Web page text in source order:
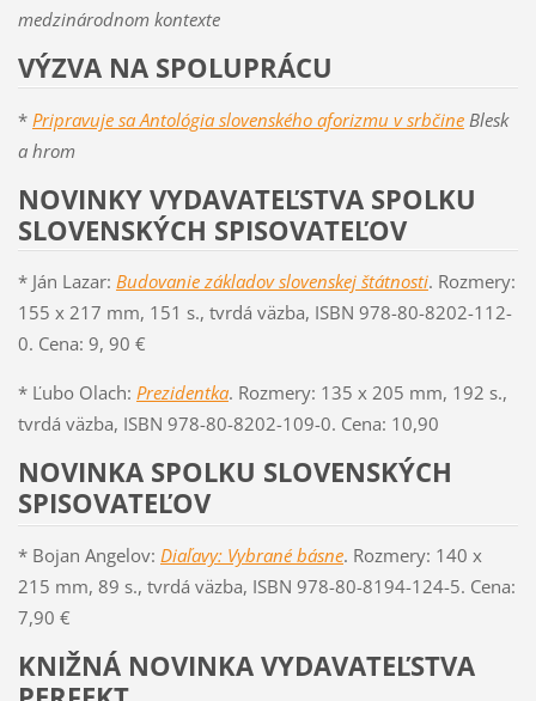
medzinárodnom kontexte
VÝZVA NA SPOLUPRÁCU
* Pripravuje sa Antológia slovenského aforizmu v srbčineBlesk
a hrom
NOVINKY VYDAVATEĽSTVA SPOLKU
SLOVENSKÝCH SPISOVATEĽOV
* Ján Lazar: Budovanie základov slovenskej štátnosti. Rozmery:
155 x 217 mm, 151 s., tvrdá väzba, ISBN 978-80-8202-112-
0. Cena: 9, 90 €
* Ľubo Olach: Prezidentka. Rozmery: 135 x 205 mm, 192 s.,
tvrdá väzba, ISBN 978-80-8202-109-0. Cena: 10,90
NOVINKA SPOLKU SLOVENSKÝCH
SPISOVATEĽOV
* Bojan Angelov: Diaľavy: Vybrané básne. Rozmery: 140 x
215 mm, 89 s., tvrdá väzba, ISBN 978-80-8194-124-5. Cena:
7,90 €
KNIŽNÁ NOVINKA VYDAVATEĽSTVA